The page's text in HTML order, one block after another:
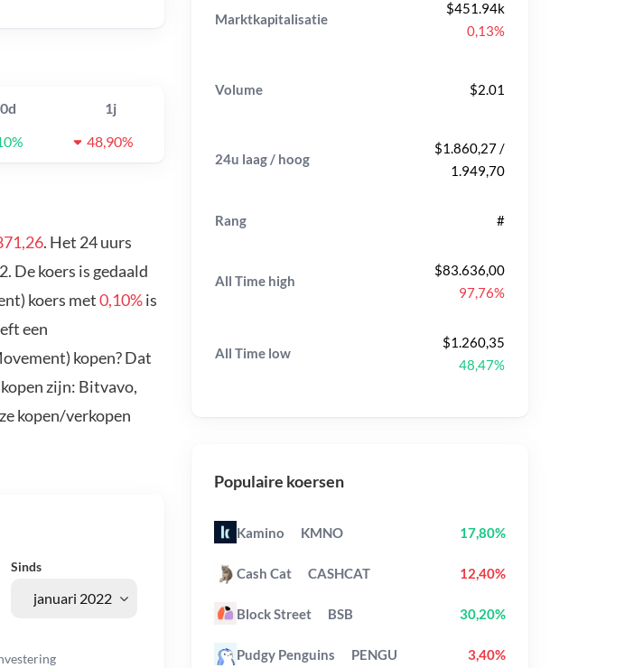
1j
48,90%
. Het 24 uurs
De koers is gedaald
koers met0,10%is
een
kopen? Dat
zijn: Bitvavo,
kopen/verkopen
Sinds
Marktkapitalisatie
$451.94k
0,13%
Volume $2.01
24u laag / hoog
$1.860,27 /
1.949,70
Rang #
All Time high
$83.636,00
97,76%
All Time low
$1.260,35
48,47%
Populaire koersen
Kamino KMNO 17,80%
Cash Cat CASHCAT 12,40%
Block Street BSB 30,20%
Pudgy Penguins PENGU 3,40%